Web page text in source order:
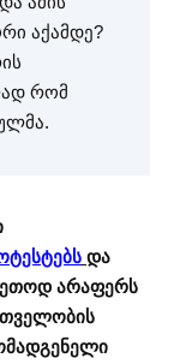
აქამდე?
რომ
და
არაფერს